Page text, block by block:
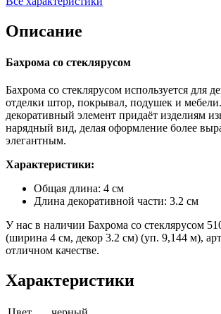
Описание
Бахрома со стеклярусом
Бахрома со стеклярусом используется для
отделки штор, покрывал, подушек и
декоративный элемент придаёт изделиям
нарядный вид, делая оформление более
элегантным.
Характеристики:
Общая длина: 4 см
Длина декоративной части: 3.2 см
У нас в наличии Бахрома со стеклярусом
(ширина 4 см, декор 3.2 см) (уп. 9,144 м),
отличном качестве.
Характеристики